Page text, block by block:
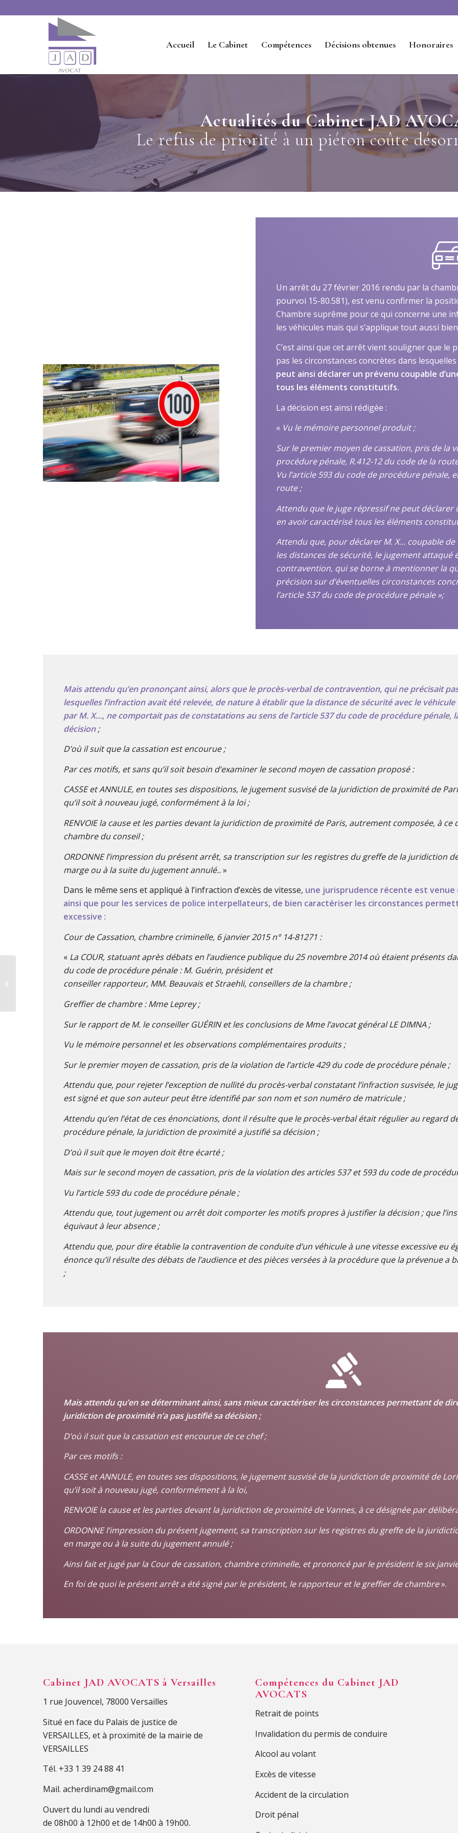
Accueil Le Cabinet Compétences Décisions obtenues Honoraires
Actualités du Cabinet JAD
Le refus de priorité à un piéton coûte
Un arrêt du 27 février 2016 rendu par la
pourvoi 15-80.581), est venu confirmer la
Chambre suprême pour ce qui concerne une
les véhicules mais qui s’applique tout aussi
C’est ainsi que cet arrêt vient souligner que
pas les circonstances concrètes dans
peut ainsi déclarer un prévenu coupable
tous les éléments constitutifs.
La décision est ainsi rédigée :
« Vu le mémoire personnel produit ;
Sur le premier moyen de cassation, pris de la
procédure pénale, R.412-12 du code de la
Vu l’article 593 du code de procédure pénale,
route ;
Attendu que le juge répressif ne peut déclarer
en avoir caractérisé tous les éléments
Attendu que, pour déclarer M. X… coupable
les distances de sécurité, le jugement attaqué
contravention, qui se borne à mentionner la
précision sur d’éventuelles circonstances
l’article 537 du code de procédure pénale »;
Mais attendu qu’en prononçant ainsi, alors que le procès-verbal de contravention, qui ne précisait
lesquelles l’infraction avait été relevée, de nature à établir que la distance de sécurité avec le
par M. X…, ne comportait pas de constatations au sens de l’article 537 du code de procédure pénale,
décision;
D’où il suit que la cassation est encourue ;
Par ces motifs, et sans qu’il soit besoin d’examiner le second moyen de cassation proposé :
CASSE et ANNULE, en toutes ses dispositions, le jugement susvisé de la juridiction de proximité de
qu’il soit à nouveau jugé, conformément à la loi ;
RENVOIE la cause et les parties devant la juridiction de proximité de Paris, autrement composée, à
chambre du conseil ;
ORDONNE l’impression du présent arrêt, sa transcription sur les registres du greffe de la juridiction
marge ou à la suite du jugement annulé..»
Dans le même sens et appliqué à l’infraction d’excès de vitesse, une jurisprudence récente est
ainsi que pour les services de police interpellateurs, de bien caractériser les circonstances
excessive :
Cour de Cassation, chambre criminelle, 6 janvier 2015 n° 14-81271 :
« La COUR, statuant après débats en l’audience publique du 25 novembre 2014 où étaient présents
du code de procédure pénale : M. Guérin, président et
conseiller rapporteur, MM. Beauvais et Straehli, conseillers de la chambre ;
Greffier de chambre : Mme Leprey ;
Sur le rapport de M. le conseiller GUÉRIN et les conclusions de Mme l’avocat général LE DIMNA ;
Vu le mémoire personnel et les observations complémentaires produits ;
Sur le premier moyen de cassation, pris de la violation de l’article 429 du code de procédure pénale ;
Attendu que, pour rejeter l’exception de nullité du procès-verbal constatant l’infraction susvisée, le
est signé et que son auteur peut être identifié par son nom et son numéro de matricule ;
Attendu qu’en l’état de ces énonciations, dont il résulte que le procès-verbal était régulier au regard
procédure pénale, la juridiction de proximité a justifié sa décision ;
D’où il suit que le moyen doit être écarté ;
Mais sur le second moyen de cassation, pris de la violation des articles 537 et 593 du code de
Vu l’article 593 du code de procédure pénale ;
Attendu que, tout jugement ou arrêt doit comporter les motifs propres à justifier la décision ; que
équivaut à leur absence ;
Attendu que, pour dire établie la contravention de conduite d’un véhicule à une vitesse excessive eu
énonce qu’il résulte des débats de l’audience et des pièces versées à la procédure que la prévenue
;
Mais attendu qu’en se déterminant ainsi, sans mieux caractériser les circonstances permettant de
juridiction de proximité n’a pas justifié sa décision ;
D’où il suit que la cassation est encourue de ce chef ;
Par ces motifs :
CASSE et ANNULE, en toutes ses dispositions, le jugement susvisé de la juridiction de proximité de
qu’il soit à nouveau jugé, conformément à la loi,
RENVOIE la cause et les parties devant la juridiction de proximité de Vannes, à ce désignée par
ORDONNE l’impression du présent jugement, sa transcription sur les registres du greffe de la
en marge ou à la suite du jugement annulé ;
Ainsi fait et jugé par la Cour de cassation, chambre criminelle, et prononcé par le président le six
En foi de quoi le présent arrêt a été signé par le président, le rapporteur et le greffier de chambre».
Cabinet JAD AVOCATS à Versailles
1 rue Jouvencel, 78000 Versailles
Situé en face du Palais de justice de
VERSAILLES, et à proximité de la mairie de
VERSAILLES
Tél. +33 1 39 24 88 41
Mail. acherdinam@gmail.com
Ouvert du lundi au vendredi
de 08h00 à 12h00 et de 14h00 à 19h00.
Compétences du Cabinet JAD
AVOCATS
Retrait de points
Invalidation du permis de conduire
Alcool au volant
Excès de vitesse
Accident de la circulation
Droit pénal
Le motif du controle
nécessaire à la validité